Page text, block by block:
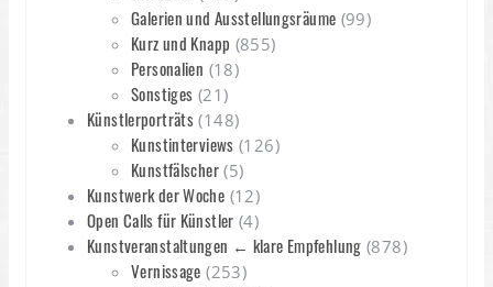
Galerien und Ausstellungsräume (99)
Kurz und Knapp (855)
Personalien (18)
Sonstiges (21)
Künstlerporträts (148)
Kunstinterviews (126)
Kunstfälscher(5)
Kunstwerk der Woche (12)
Open Calls für Künstler (4)
Kunstveranstaltungen ← klare Empfehlung (878)
Vernissage (253)